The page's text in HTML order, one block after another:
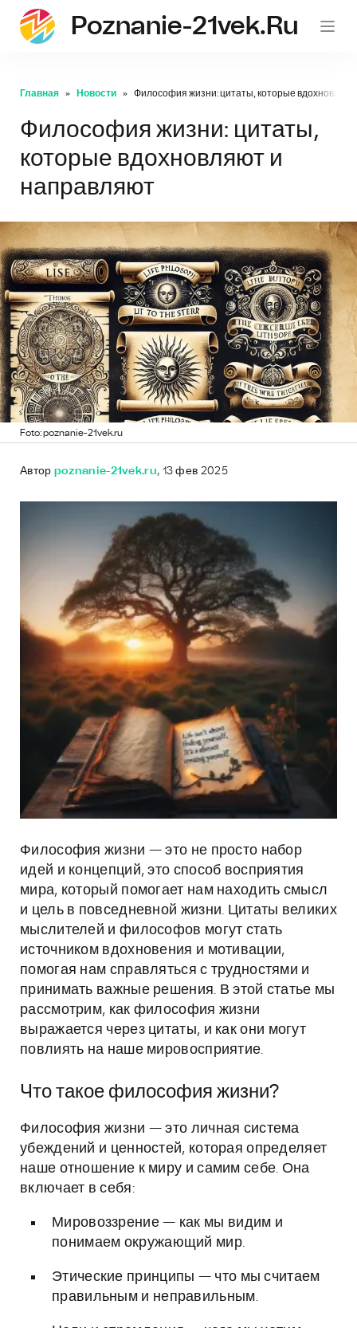
Poznanie-21vek.ru
Главная Новости Философия жизни: цитаты, которые
Философия жизни: цитаты,
которые вдохновляют и
направляют
Foto: poznanie-21vek.ru
Автор poznanie-21vek.ru, 13 фев 2025
Философия жизни — это не просто набор
идей и концепций, это способ восприятия
мира, который помогает нам находить смысл
и цель в повседневной жизни. Цитаты великих
мыслителей и философов могут стать
источником вдохновения и мотивации,
помогая нам справляться с трудностями и
принимать важные решения. В этой статье мы
рассмотрим, как философия жизни
выражается через цитаты, и как они могут
повлиять на наше мировосприятие.
Что такое философия жизни?
Философия жизни — это личная система
убеждений и ценностей, которая определяет
наше отношение к миру и самим себе. Она
включает в себя:
Мировоззрение — как мы видим и
понимаем окружающий мир.
Этические принципы — что мы считаем
правильным и неправильным.